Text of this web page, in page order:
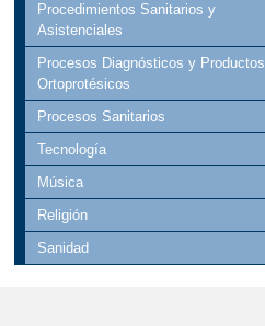
Procedimientos Sanitarios y
Asistenciales
Procesos Diagnósticos y Productos
Ortoprotésicos
Procesos Sanitarios
Tecnología
Música
Religión
Sanidad